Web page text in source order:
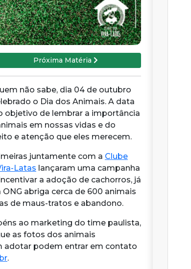
Próxima Matéria
não sabe, dia 04 de outubro
o Dia dos Animais. A data
objetivo de lembrar a importância
em nossas vidas e do
e atenção que eles merecem.
juntamente com a Clube
Latas lançaram uma campanha
a adoção de cachorros, já
ONG abriga cerca de 600 animais
de maus-tratos e abandono.
ao marketing do time paulista,
as fotos dos animais
adotar podem entrar em contato
.